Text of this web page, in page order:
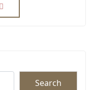
Search